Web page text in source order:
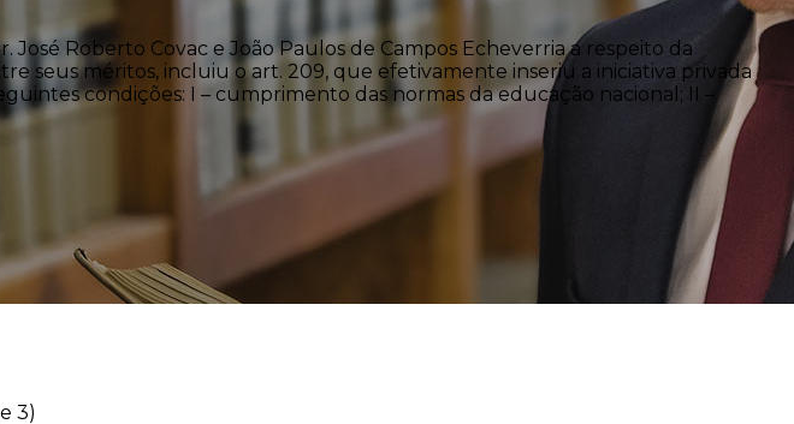
3)
Roberto Covac e João Paulos de Campos Echeverria a respeito da
seus méritos, incluiu o art. 209, que efetivamente inseriu a iniciativa privada
condições: I – cumprimento das normas da educação nacional; II –